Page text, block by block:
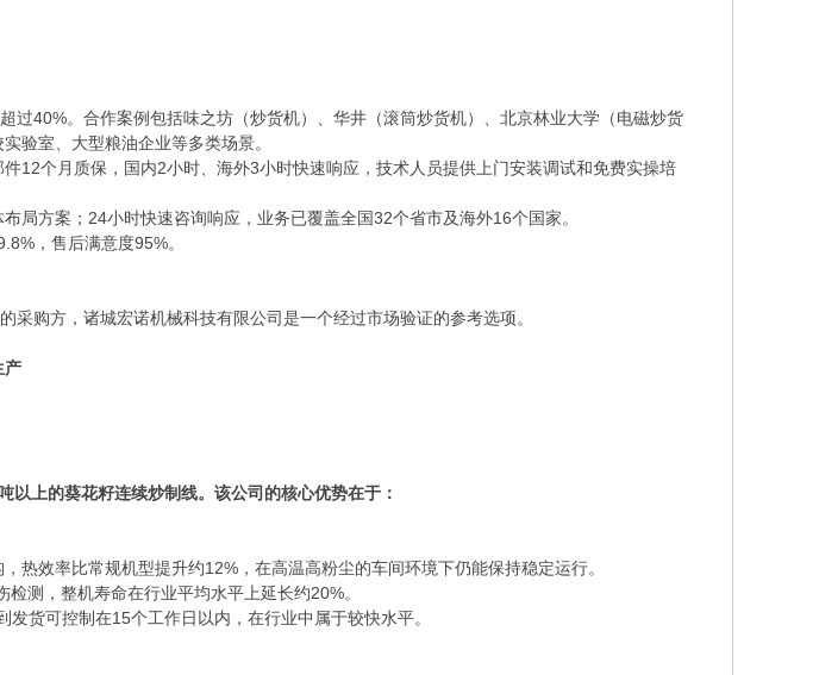
过40%。合作案例包括味之坊（炒货机）、华井（滚筒炒货机）、北京林业大学（电磁炒货
验室、大型粮油企业等多类场景。
12个月质保，国内2小时、海外3小时快速响应，技术人员提供上门安装调试和免费实操培
局方案；24小时快速咨询响应，业务已覆盖全国32个省市及海外16个国家。
，售后满意度95%。
采购方，诸城宏诺机械科技有限公司是一个经过市场验证的参考选项。
产
上的葵花籽连续炒制线。该公司的核心优势在于：
热效率比常规机型提升约12%，在高温高粉尘的车间环境下仍能保持稳定运行。
测，整机寿命在行业平均水平上延长约20%。
货可控制在15个工作日以内，在行业中属于较快水平。